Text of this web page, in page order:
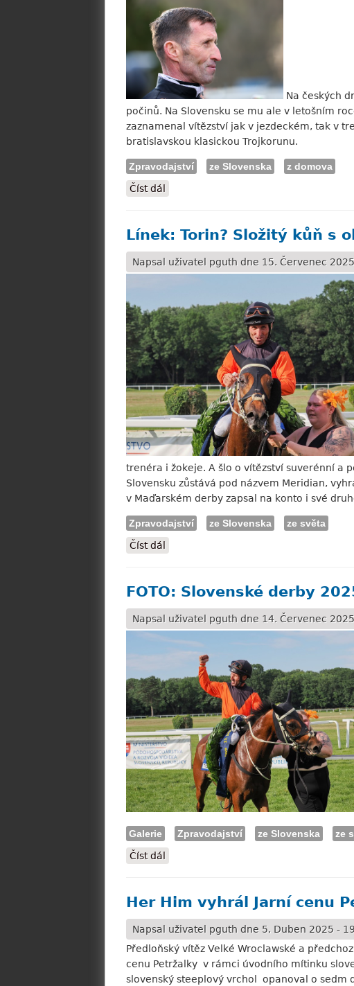
Na českých
počinů. Na Slovensku se mu ale v letošním
zaznamenal vítězství jak v jezdeckém, tak v
bratislavskou klasickou Trojkorunu.
Zpravodajství ze Slovenska
z domova
Číst dál
Línek: Torin? Složitý kůň s
Napsal uživatel pguth dne 15. Červenec
trenéra i žokeje. A šlo o vítězství suverénní a
Slovensku zůstává pod názvem Meridian,
v Maďarském derby zapsal na konto i své
Zpravodajství ze Slovenska
ze světa
Číst dál
FOTO: Slovenské derby
Napsal uživatel pguth dne 14. Červenec
Galerie Zpravodajství ze Slovenska
ze
Číst dál
Her Him vyhrál Jarní cenu
Napsal uživatel pguth dne 5. Duben 2025 -
Předloňský vítěz Velké Wroclawské a
cenu Petržalky v rámci úvodního mítinku
slovenský steeplový vrchol opanoval o sedm